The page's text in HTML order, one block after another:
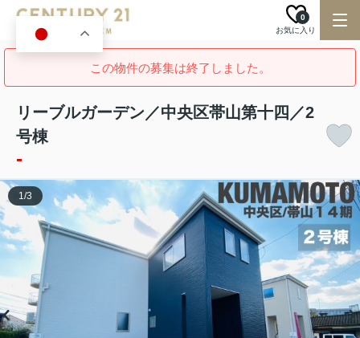
お気に入り
0
この物件の募集は終了しました。
リーブルガーデン／中央区帯山第十四／2
号棟
-
1/3